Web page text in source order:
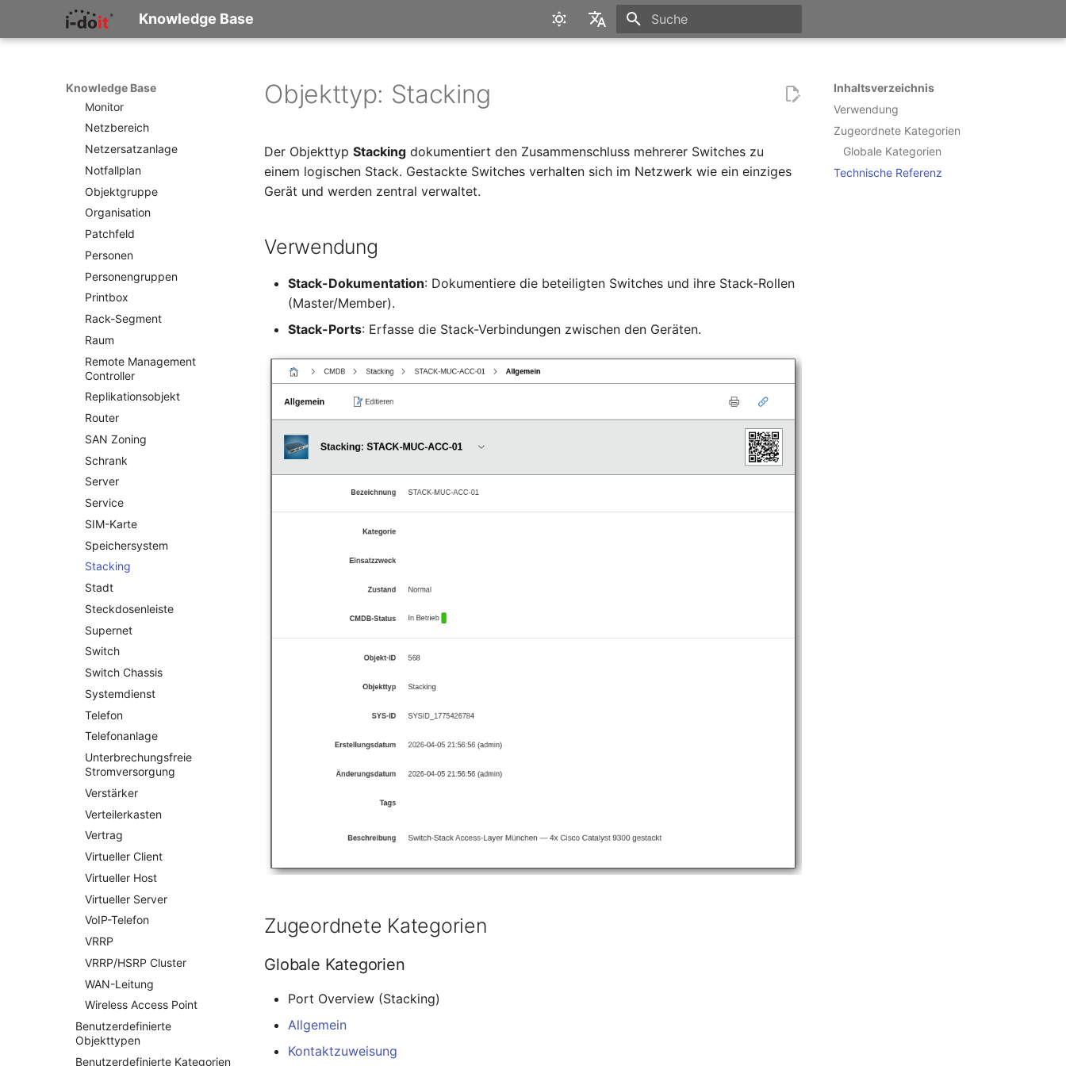
Knowledge Base
Knowledge Base
DHCP
Dienste
Faser/Ader
FC-Port
Formfaktor
Freigabe
Freigabenzugriff
Gastsysteme
Gerät
Grafikkarte
Gruppenmitgliedschaft
Handbuchzuweisung
Hostadapter (HBA)
Hostadresse
Installation
IP-Liste
Kabel
Karten
Kontaktzuweisung
Laufwerk
Listener
Lizenzschlüssel
Logbuch
Login
Logische Geräte (Client)
Logische Geräte (LDEV
Server)
Logische Netzwerkports
Mobilfunk
Modell
Monitor
Netz
Netzbereiche
Netzwerk
Netzwerk-Interface
Netzwerk-Listener
Netzwerkport
Netzwerkverbindungen
Notfallplanzuweisung
Objektbild
Organisation
PDU
Personen
Personengruppen
Personengruppen Mitglieder
RAID-Verbund
Raum
Leitungsnetz
Lizenzen
Mobiltelefon
Monitor
Netzbereich
Netzersatzanlage
Notfallplan
Objektgruppe
Organisation
Patchfeld
Personen
Personengruppen
Printbox
Rack-Segment
Raum
Remote Management
Controller
Replikationsobjekt
Router
SAN Zoning
Schrank
Server
Service
SIM-Karte
Speichersystem
Stacking
Stadt
Steckdosenleiste
Supernet
Switch
Switch Chassis
Systemdienst
Telefon
Telefonanlage
Unterbrechungsfreie
Stromversorgung
Verstärker
Verteilerkasten
Vertrag
Virtueller Client
Virtueller Host
Virtueller Server
VoIP-Telefon
VRRP
VRRP/HSRP Cluster
WAN-Leitung
Wireless Access Point
Benutzerdefinierte
Objekttypen
Benutzerdefinierte Kategorien
Inhaltsverzeichnis
Verwendung
Zugeordnete Kategorien
Globale Kategorien
Technische Referenz
Objekttyp: Stacking
Der ObjekttypStacking dokumentiert den Zusammenschluss mehrerer Switches zu
einem logischen Stack. Gestackte Switches verhalten sich im Netzwerk wie ein einziges
Gerät und werden zentral verwaltet.
Verwendung
Stack-Dokumentation: Dokumentiere die beteiligten Switches und ihre Stack-Rollen
(Master/Member).
Stack-Ports: Erfasse die Stack-Verbindungen zwischen den Geräten.
Zugeordnete Kategorien
Globale Kategorien
Port Overview (Stacking)
Allgemein
Kontaktzuweisung